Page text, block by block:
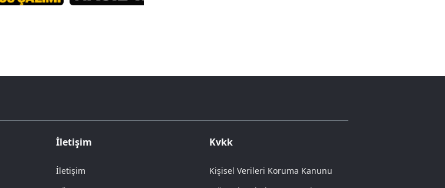
İletişim
İletişim
Kvkk
Kişisel Verileri Koruma Kanunu